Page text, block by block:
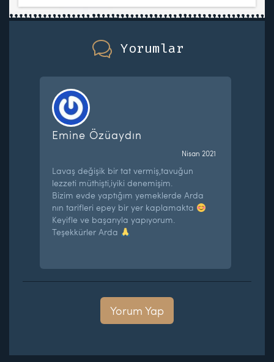
Yorumlar
Emine Özüaydın
Nisan 2021
Lavaş değişik bir tat vermiş,tavuğun
lezzeti müthişti,iyiki denemişim.
Bizim evde yaptığım yemeklerde Arda
nın tarifleri epey bir yer kaplamakta
Keyifle ve başarıyla yapıyorum.
Teşekkürler Arda
Yorum Yap